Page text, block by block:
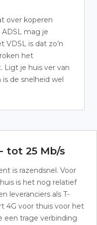
over koperen
ADSL mag je
VDSL is dat zo’n
het
Ligt je huis ver van
is de snelheid wel
tot 25 Mb/s
is razendsnel. Voor
is het nog relatief
leveranciers als T-
4G voor thuis voor het
een trage verbinding